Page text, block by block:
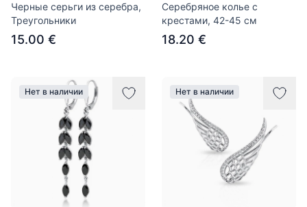
Черные серьги из серебра,
Треугольники
15.00 €
Серебряное колье с
крестами, 42-45 см
18.20 €
Нет в наличии Нет в наличии